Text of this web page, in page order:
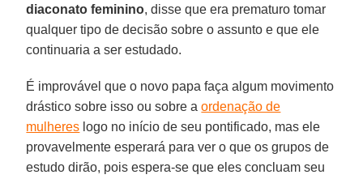
diaconato feminino, disse que era prematuro tomar
qualquer tipo de decisão sobre o assunto e que ele
continuaria a ser estudado.
É improvável que o novo papa faça algum movimento
drástico sobre isso ou sobre aordenação de
mulheres logo no início de seu pontificado, mas ele
provavelmente esperará para ver o que os grupos de
estudo dirão, pois espera-se que eles concluam seu